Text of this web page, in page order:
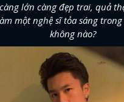
lớn càng đẹp trai, quả
một nghệ sĩ tỏa sáng
không nào?